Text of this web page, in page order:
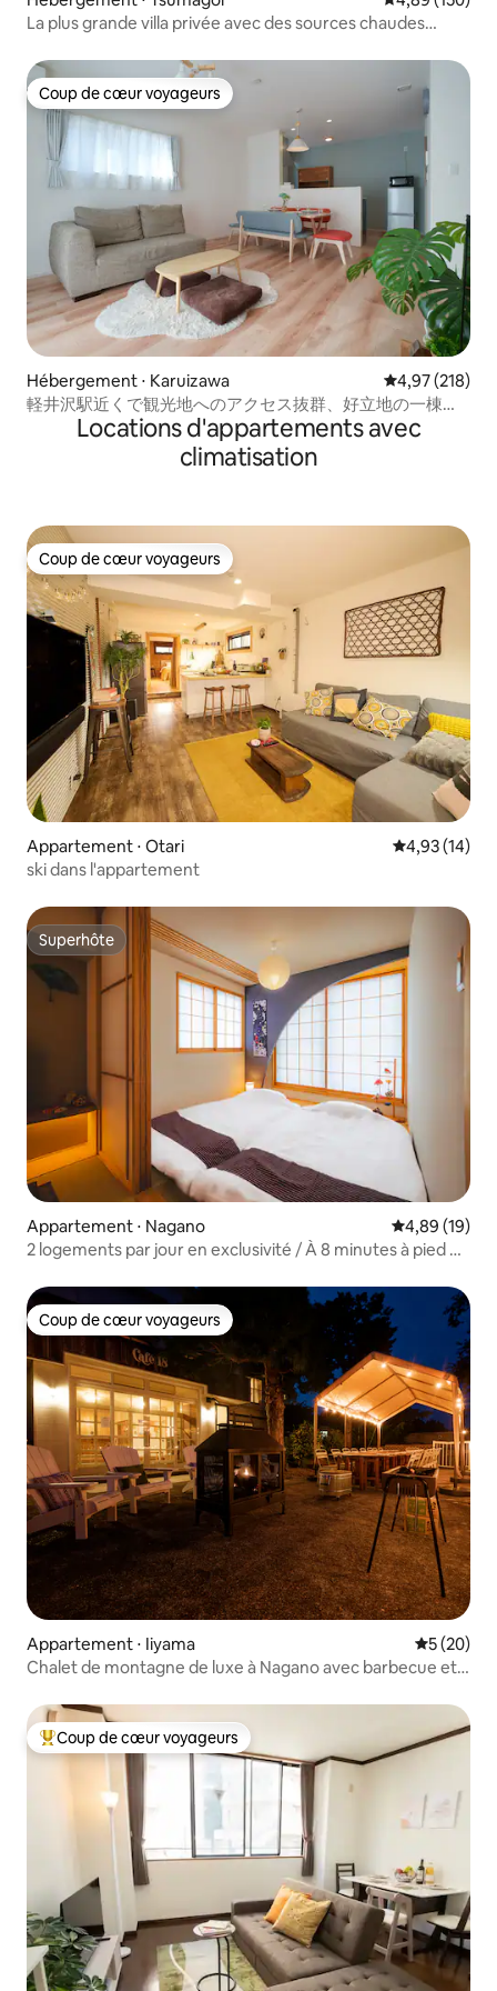
La plus grande villa privée avec des sources chaudes
Coup de cœur voyageurs
Coup de cœur voyageurs
Hébergement ⋅ Karuizawa Évaluation
4,97 (218)
軽井沢駅近くで観光地へのアクセス抜群、好立地の一棟貸
しの別荘Izumiya house1
Locations d'appartements avec
climatisation
Coup de cœur voyageurs
Coup de cœur voyageurs
Appartement ⋅ Otari Évaluation
4,93 (14)
ski dans l'appartement
Superhôte
Superhôte
Appartement ⋅ Nagano Évaluation
4,89 (19)
2 logements par jour en exclusivité / À 8 minutes à pied du
Expérience autour des cerisiers et de la cérémonie du thé
/ À proximité immédiate de la rue des restaurants de
Gando / Parking gratuit inclus
Coup de cœur voyageurs
Coup de cœur voyageurs
Appartement ⋅ Iiyama
5 (20)
Chalet de montagne de luxe à Nagano avec barbecue et
Coups de cœur voyageurs les plus appréciés
Coup de cœur voyageurs